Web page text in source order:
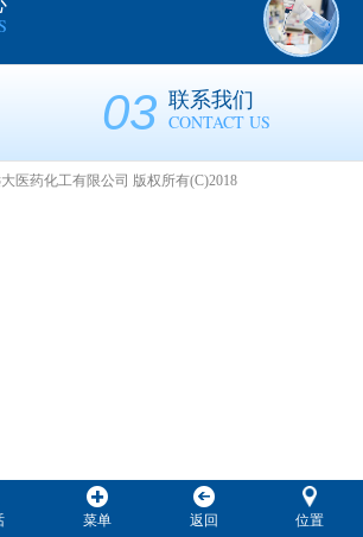
03 联系我们
CONTACT US
医药化工有限公司 版权所有(C)2018
菜单 返回 位置